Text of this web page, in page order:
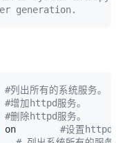
generation.
#列出所有的系统服务。
#增加httpd服务。
#删除httpd服务。
on #设置httpd在